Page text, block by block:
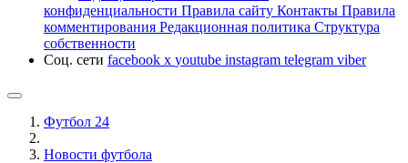
конфиденциальности Правила сайту Контакты Правила
комментирования Редакционная политика Структура
собственности
Соц. сети facebook x youtube instagram telegram viber
Футбол 24
Новости футбола